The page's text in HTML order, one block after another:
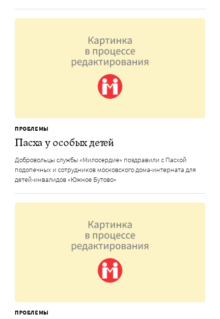
ПРОБЛЕМЫ
Пасха у особых детей
Добровольцы службы «Милосердие» поздравили с Пасхой
подопечных и сотрудников московского дома-интерната для
детей-инвалидов «Южное Бутово»
ПРОБЛЕМЫ